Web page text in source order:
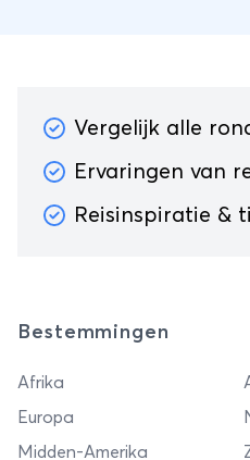
Vergelijk alle
Ervaringen van
Reisinspiratie &
Bestemmingen
Afrika
Europa
Midden-Amerika